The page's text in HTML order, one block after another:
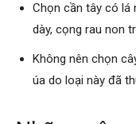
Chọn cần tây có lá
dày, cọng rau non
Không nên chọn
úa do loại này đã